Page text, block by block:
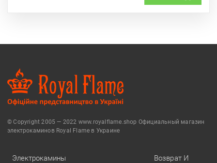
© Copyright 2005 — 2022 www.royalflame.shop Официальный магазин
электрокаминов Royal Flame в Украине
Электрокамины
Возврат И